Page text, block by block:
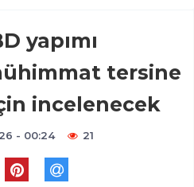
yapımı
tersine
incelenecek
- 00:24 21